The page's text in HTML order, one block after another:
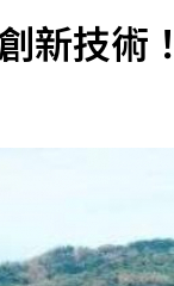
新技術